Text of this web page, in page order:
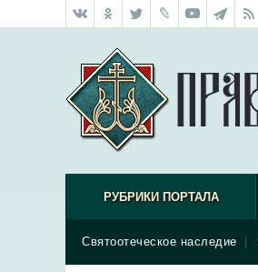
РУБРИКИ ПОРТАЛА
Святоотеческое наследие